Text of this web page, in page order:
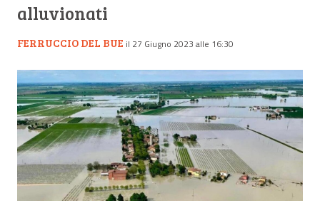
alluvionati
FERRUCCIO DEL BUE il 27 Giugno 2023 alle 16:30